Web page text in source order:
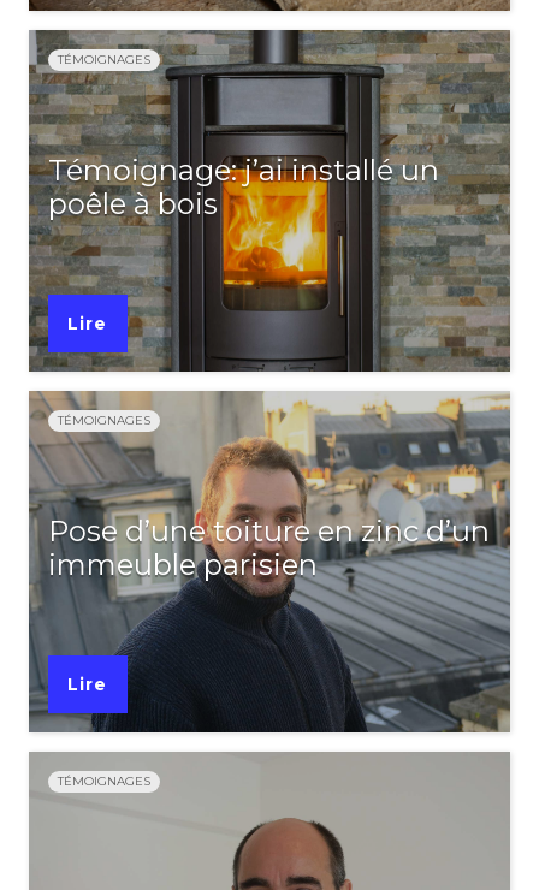
TÉMOIGNAGES
Témoignage: j’ai installé un
poêle à bois
Lire
TÉMOIGNAGES
Pose d’une toiture en zinc d’un
immeuble parisien
Lire
TÉMOIGNAGES